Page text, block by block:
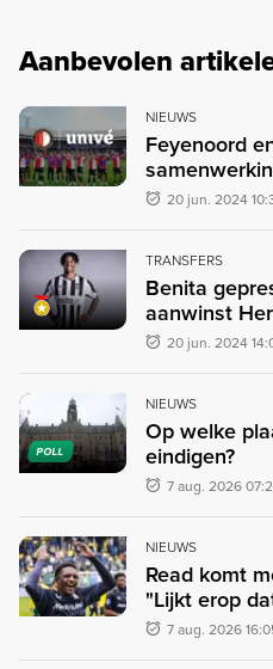
Aanbevolen
NIEUWS
Feyenoord
20 jun. 2024
TRANSFERS
Benita
aanwinst
20 jun. 2024
POLL
NIEUWS
Op welke
eindigen?
7 aug. 2026
NIEUWS
Read komt
"Lijkt erop
7 aug. 2026